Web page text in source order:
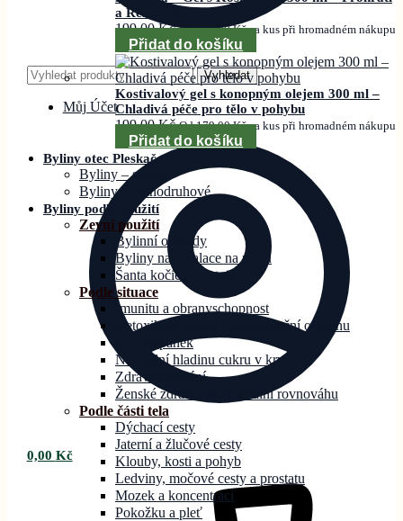
Hledat: Vyhledat
Můj Účet
0,00 Kč
a Relaxace
199,00Kč Od179,00Kčza kus při hromadném nákupu
Přidat do košíku
Kostivalový gel s konopným olejem 300 ml –
Chladivá péče pro tělo v pohybu
199,00Kč Od179,00Kčza kus při hromadném nákupu
Přidat do košíku
Byliny otec Pleskač
Byliny – směsi
Byliny – jednodruhové
Byliny podle použití
Zevní použití
Bylinní obklady
Byliny na inhalace na rýmu
Šanta kočičí – Catnip
Podle situace
Imunitu a obranyschopnost
Detoxikaci, očistu a antioxidační ochranu
Klid a spánek
Normální hladinu cukru v krvi
Zdravé zažívání
Ženské zdraví a hormonální rovnováhu
Podle části tela
Dýchací cesty
Jaterní a žlučové cesty
Klouby, kosti a pohyb
Ledviny, močové cesty a prostatu
Mozek a koncentraci
Pokožku a pleť